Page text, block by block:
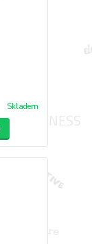
Skladem